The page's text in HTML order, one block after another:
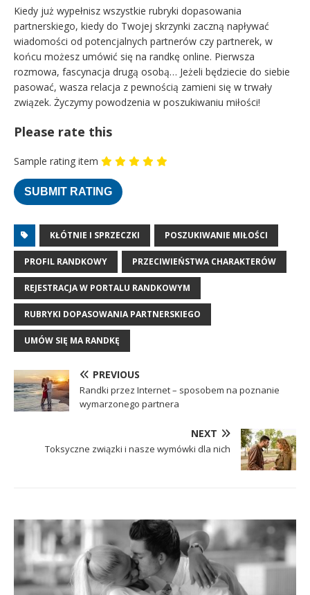
Kiedy już wypełnisz wszystkie rubryki dopasowania
partnerskiego, kiedy do Twojej skrzynki zaczną napływać
wiadomości od potencjalnych partnerów czy partnerek, w
końcu możesz umówić się na randkę online. Pierwsza
rozmowa, fascynacja drugą osobą… Jeżeli będziecie do siebie
pasować, wasza relacja z pewnością zamieni się w trwały
związek. Życzymy powodzenia w poszukiwaniu miłości!
Please rate this
Sample rating item
KŁÓTNIE I SPRZECZKI POSZUKIWANIE MIŁOŚCI
PROFIL RANDKOWY PRZECIWIEŃSTWA CHARAKTERÓW
REJESTRACJA W PORTALU RANDKOWYM
RUBRYKI DOPASOWANIA PARTNERSKIEGO
UMÓW SIĘ MA RANDKĘ
PREVIOUS
Randki przez Internet – sposobem na poznanie
wymarzonego partnera
NEXT
Toksyczne związki i nasze wymówki dla nich